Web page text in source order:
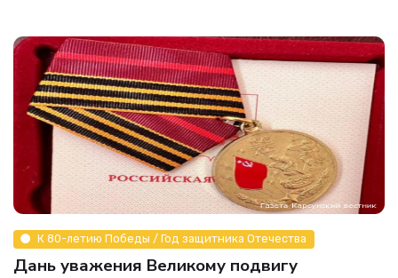
К 80-летию Победы / Год защитника Отечества
Дань уважения Великому подвигу